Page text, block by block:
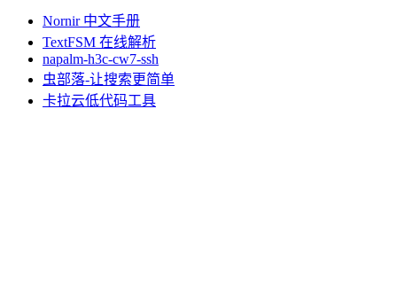
Nornir 中文手册
TextFSM 在线解析
napalm-h3c-cw7-ssh
虫部落-让搜索更简单
卡拉云低代码工具